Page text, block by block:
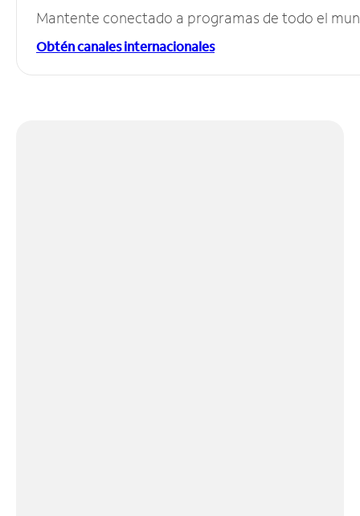
Mantente conectado a programas de todo el
Obtén canales internacionales